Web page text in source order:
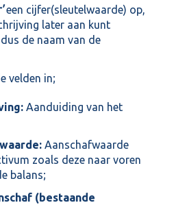
een cijfer(sleutelwaarde) op,
later aan kunt
de naam van de
velden in;
Aanduiding van het
Aanschafwaarde
zoals deze naar voren
balans;
(bestaande